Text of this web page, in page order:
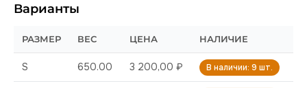
Варианты
РАЗМЕР ВЕС ЦЕНА НАЛИЧИЕ
S 650.00 3 200,00 ₽ В наличии: 9 шт.